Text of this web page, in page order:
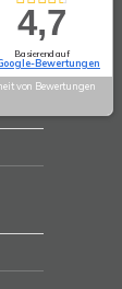
4,7
Basierend auf
Bewertungen
von Bewertungen